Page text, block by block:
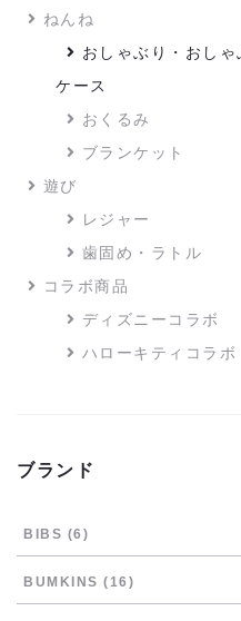
ねんね
おしゃぶり・おしゃ
ケース
おくるみ
ブランケット
遊び
レジャー
歯固め・ラトル
コラボ商品
ディズニーコラボ
ハローキティコラボ
ブランド
BIBS (6)
BUMKINS (16)